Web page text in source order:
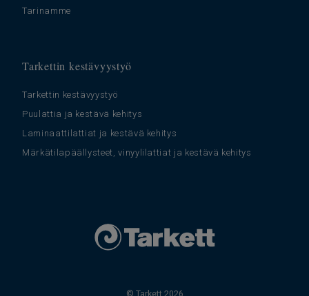
Tarinamme
Tarkettin kestävyystyö
Tarkettin kestävyystyö
Puulattia ja kestävä kehitys
Laminaattilattiat ja kestävä kehitys
Märkätilapäällysteet, vinyylilattiat ja kestävä kehitys
© Tarkett 2026